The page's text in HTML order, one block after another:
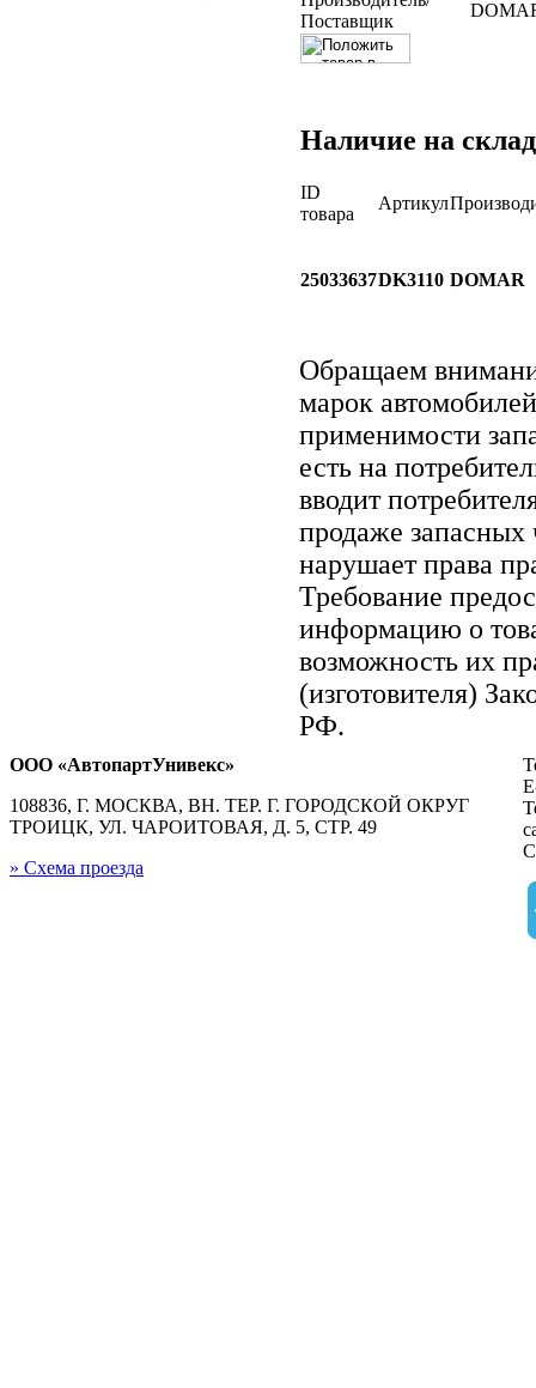
Поставщик
Наличие на
ID
товара
Артикул
25033637DK3110 DOMAR
Обращаем
марок
применимости
есть на
вводит
продаже запасных
нарушает права
Требование
информацию о
возможность их
(изготовителя)
РФ.
ООО «АвтопартУнивекс»
108836, Г. МОСКВА, ВН. ТЕР. Г. ГОРОДСКОЙ ОКРУГ
ТРОИЦК, УЛ. ЧАРОИТОВАЯ, Д. 5, СТР. 49
» Схема проезда